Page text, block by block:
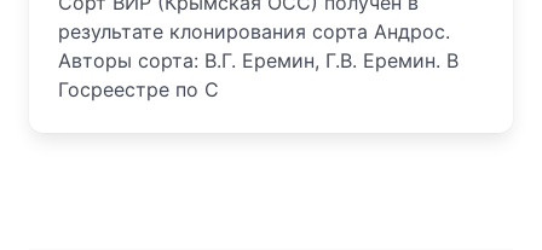
результате клонирования сорта Андрос.
Авторы сорта: В.Г. Еремин, Г.В. Еремин. В
Госреестре по С